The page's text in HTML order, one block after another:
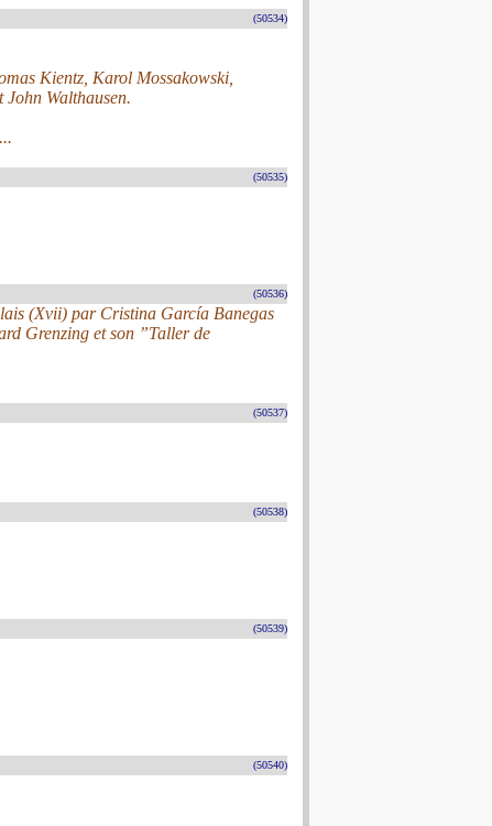
(50534)
Kientz, Karol Mossakowski,
Walthausen.
(50535)
(50536)
(Xvii) par Cristina García Banegas
Grenzing et son ”Taller de
(50537)
(50538)
(50539)
(50540)